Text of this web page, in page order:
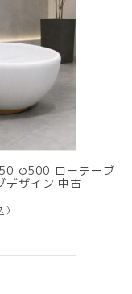
φ500 ローテーブ
デザイン 中古